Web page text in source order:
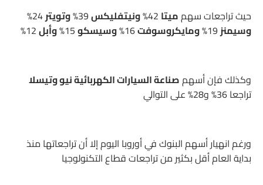
حيث تراجعات سهمميتا ونيتفليكس وتويتر
وسيمنز
ومايكروسوفت وسيسكو وأبل
وكذلك فإن أسهمصناعة السيارات الكهربائية نيو وتيسلا
تراجعا 36% و28% على التوالي
ورغم انهيار أسهم البنوك في أوروبا اليوم إلا أن تراجعاتها منذ
بداية العام أقل بكثير من تراجعات قطاع التكنولوجيا